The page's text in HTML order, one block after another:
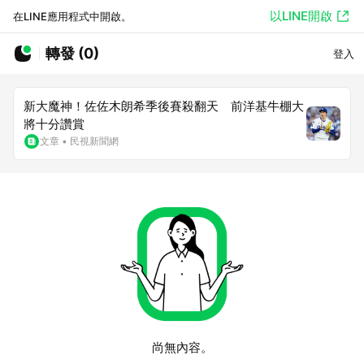
在LINE應用程式中開啟。 以LINE開啟
轉發 (0) 登入
新大魔神！佐佐木朗希季後賽殺翻天 前洋基牛棚大
將十分讚賞
文章 • 民視新聞網
尚無內容。